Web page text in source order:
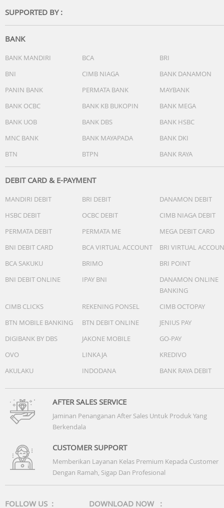
SUPPORTED BY :
BANK
BANK MANDIRI BCA
BRI
BNI
CIMB NIAGA
BANK DANAMON
PANIN BANK
PERMATA BANK
MAYBANK
BANK OCBC
BANK KB BUKOPIN
BANK MEGA
BANK UOB
BANK DBS
BANK HSBC
MNC BANK
BANK MAYAPADA
BANK DKI
BTN
BTPN BANK RAYA
DEBIT CARD & E-PAYMENT
MANDIRI DEBIT BRI DEBIT
DANAMON DEBIT
HSBC DEBIT
OCBC DEBIT
CIMB NIAGA DEBIT
PERMATA DEBIT
PERMATA ME
MEGA DEBIT CARD
BNI DEBIT CARD
BCA VIRTUAL ACCOUNT
BRI VIRTUAL
BCA SAKUKU
BRIMO
BRI POINT
BNI DEBIT ONLINE
IPAY BNI
DANAMON ONLINE
BANKING
CIMB CLICKS
REKENING PONSEL
CIMB OCTOPAY
BTN MOBILE BANKING
BTN DEBIT ONLINE
JENIUS PAY
DIGIBANK BY DBS
JAKONE MOBILE
GO-PAY
OVO
LINKAJA
KREDIVO
AKULAKU
INDODANA BANK RAYA DEBIT
AFTER SALES SERVICE
Jaminan Penanganan After Sales Untuk Produk Yang
Berkendala
CUSTOMER SUPPORT
Memberikan Layanan Kelas Premium Kepada Customer
Dengan Ramah, Sigap Dan Profesional
FOLLOW US : DOWNLOAD NOW :